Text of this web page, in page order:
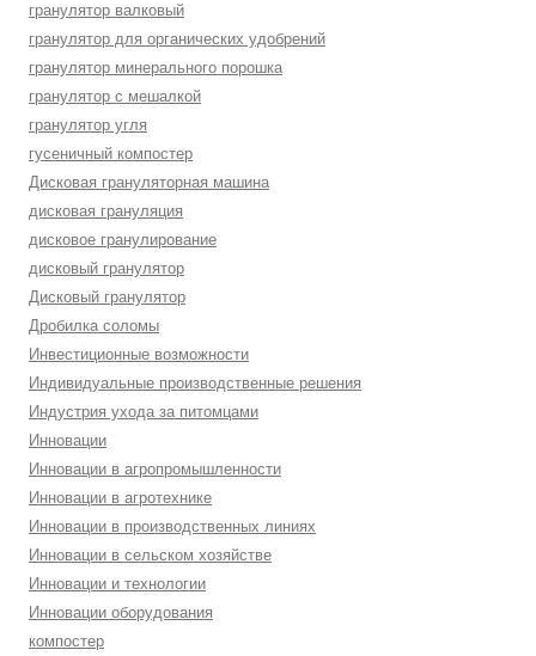
гранулятор валковый
гранулятор для органических удобрений
гранулятор минерального порошка
гранулятор с мешалкой
гранулятор угля
гусеничный компостер
Дисковая грануляторная машина
дисковая грануляция
дисковое гранулирование
дисковый гранулятор
Дисковый гранулятор
Дробилка соломы
Инвестиционные возможности
Индивидуальные производственные решения
Индустрия ухода за питомцами
Инновации
Инновации в агропромышленности
Инновации в агротехнике
Инновации в производственных линиях
Инновации в сельском хозяйстве
Инновации и технологии
Инновации оборудования
компостер